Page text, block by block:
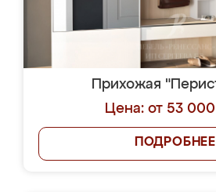
Прихожая
Цена: от 53
ПОДРОБНЕЕ